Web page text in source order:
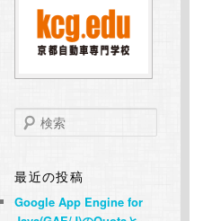
移
動
検
索
最近の投稿
Google App Engine for